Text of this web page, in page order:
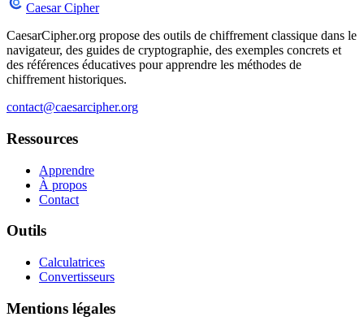
Caesar Cipher
CaesarCipher.org propose des outils de chiffrement classique dans le
navigateur, des guides de cryptographie, des exemples concrets et
des références éducatives pour apprendre les méthodes de
chiffrement historiques.
contact@caesarcipher.org
Ressources
Apprendre
À propos
Contact
Outils
Calculatrices
Convertisseurs
Mentions légales